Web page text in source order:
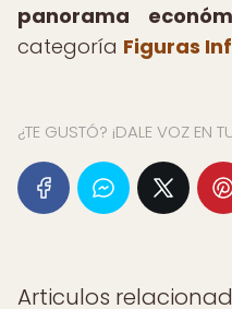
panorama
categoría Figuras
¿TE GUSTÓ? ¡DALE VOZ EN
Articulos